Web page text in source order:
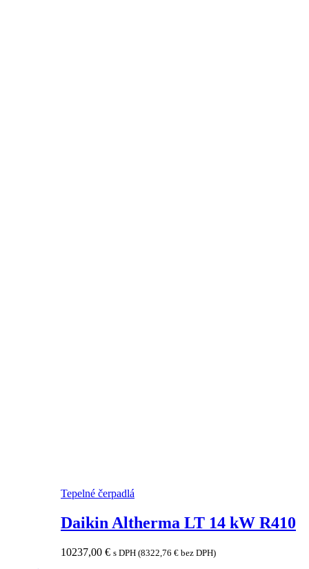
Tepelné čerpadlá
Daikin Altherma LT 14 kW R410
10237,00 € s DPH (8322,76 € bez DPH)